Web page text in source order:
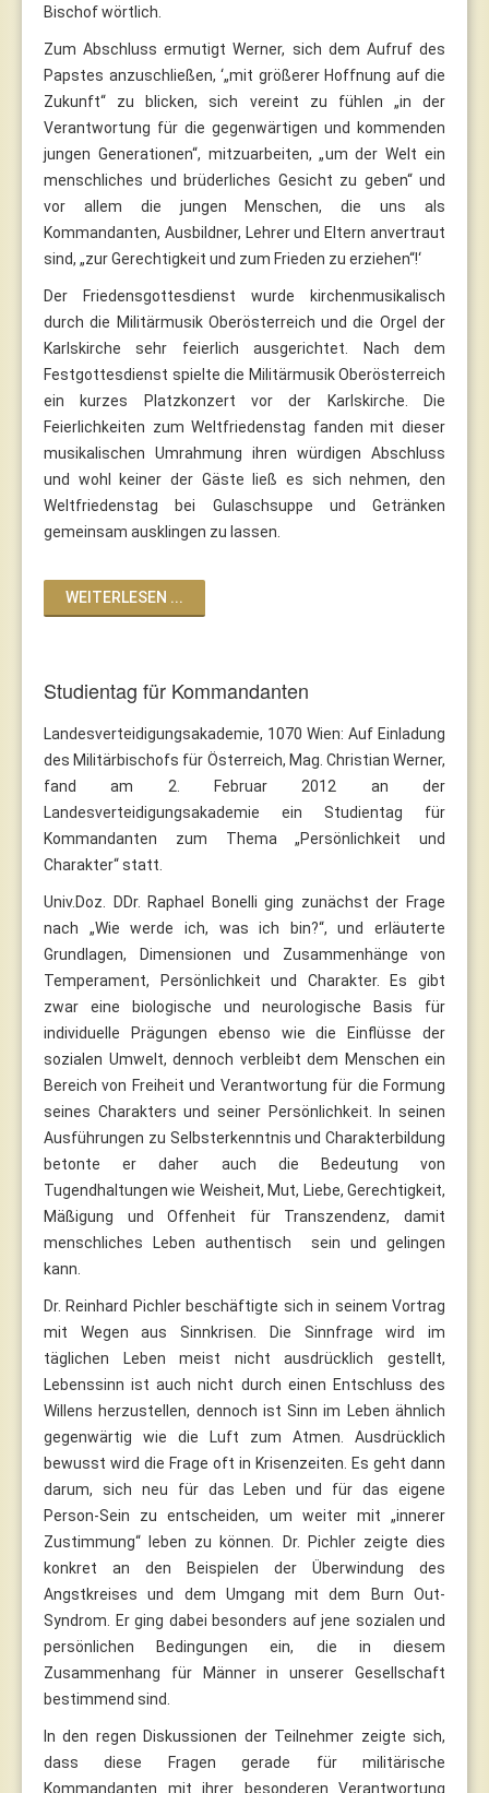
Bischof wörtlich.
Zum Abschluss ermutigt Werner, sich dem Aufruf des
Papstes anzuschließen, ‘„mit größerer Hoffnung auf die
Zukunft“ zu blicken, sich vereint zu fühlen „in der
Verantwortung für die gegenwärtigen und kommenden
jungen Generationen“, mitzuarbeiten, „um der Welt ein
menschliches und brüderliches Gesicht zu geben“ und
vor allem die jungen Menschen, die uns als
Kommandanten, Ausbildner, Lehrer und Eltern anvertraut
sind, „zur Gerechtigkeit und zum Frieden zu erziehen“!‘
Der Friedensgottesdienst wurde kirchenmusikalisch
durch die Militärmusik Oberösterreich und die Orgel der
Karlskirche sehr feierlich ausgerichtet. Nach dem
Festgottesdienst spielte die Militärmusik Oberösterreich
ein kurzes Platzkonzert vor der Karlskirche. Die
Feierlichkeiten zum Weltfriedenstag fanden mit dieser
musikalischen Umrahmung ihren würdigen Abschluss
und wohl keiner der Gäste ließ es sich nehmen, den
Weltfriedenstag bei Gulaschsuppe und Getränken
gemeinsam ausklingen zu lassen.
WEITERLESEN ...
Studientag für Kommandanten
Landesverteidigungsakademie, 1070 Wien: Auf Einladung
des Militärbischofs für Österreich, Mag. Christian Werner,
fand am 2. Februar 2012 an der
Landesverteidigungsakademie ein Studientag für
Kommandanten zum Thema „Persönlichkeit und
Charakter“ statt.
Univ.Doz. DDr. Raphael Bonelli ging zunächst der Frage
nach „Wie werde ich, was ich bin?“, und erläuterte
Grundlagen, Dimensionen und Zusammenhänge von
Temperament, Persönlichkeit und Charakter. Es gibt
zwar eine biologische und neurologische Basis für
individuelle Prägungen ebenso wie die Einflüsse der
sozialen Umwelt, dennoch verbleibt dem Menschen ein
Bereich von Freiheit und Verantwortung für die Formung
seines Charakters und seiner Persönlichkeit. In seinen
Ausführungen zu Selbsterkenntnis und Charakterbildung
betonte er daher auch die Bedeutung von
Tugendhaltungen wie Weisheit, Mut, Liebe, Gerechtigkeit,
Mäßigung und Offenheit für Transzendenz, damit
menschliches Leben authentisch sein und gelingen
kann.
Dr. Reinhard Pichler beschäftigte sich in seinem Vortrag
mit Wegen aus Sinnkrisen. Die Sinnfrage wird im
täglichen Leben meist nicht ausdrücklich gestellt,
Lebenssinn ist auch nicht durch einen Entschluss des
Willens herzustellen, dennoch ist Sinn im Leben ähnlich
gegenwärtig wie die Luft zum Atmen. Ausdrücklich
bewusst wird die Frage oft in Krisenzeiten. Es geht dann
darum, sich neu für das Leben und für das eigene
Person-Sein zu entscheiden, um weiter mit „innerer
Zustimmung“ leben zu können. Dr. Pichler zeigte dies
konkret an den Beispielen der Überwindung des
Angstkreises und dem Umgang mit dem Burn Out-
Syndrom. Er ging dabei besonders auf jene sozialen und
persönlichen Bedingungen ein, die in diesem
Zusammenhang für Männer in unserer Gesellschaft
bestimmend sind.
In den regen Diskussionen der Teilnehmer zeigte sich,
dass diese Fragen gerade für militärische
Kommandanten mit ihrer besonderen Verantwortung